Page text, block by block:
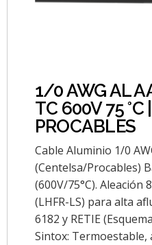
1/0 AWG AL
TC 600V 75 °C
PROCABLES
Cable Aluminio 1/0
(Centelsa/Procables)
(600V/75°C). Aleación
(LHFR-LS) para alta
6182 y RETIE
Sintox: Termoestable,